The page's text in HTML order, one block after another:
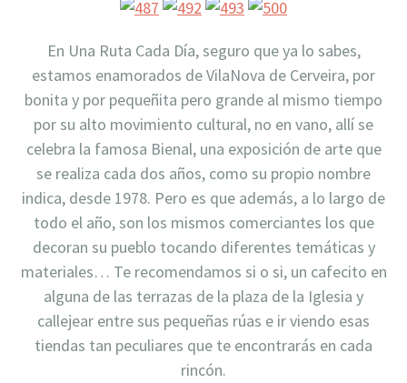
En Una Ruta Cada Día, seguro que ya lo sabes,
estamos enamorados de VilaNova de Cerveira, por
bonita y por pequeñita pero grande al mismo tiempo
por su alto movimiento cultural, no en vano, allí se
celebra la famosa Bienal, una exposición de arte que
se realiza cada dos años, como su propio nombre
indica, desde 1978. Pero es que además, a lo largo de
todo el año, son los mismos comerciantes los que
decoran su pueblo tocando diferentes temáticas y
materiales… Te recomendamos si o si, un cafecito en
alguna de las terrazas de la plaza de la Iglesia y
callejear entre sus pequeñas rúas e ir viendo esas
tiendas tan peculiares que te encontrarás en cada
rincón.